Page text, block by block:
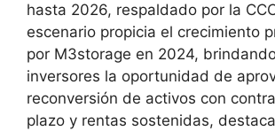
hasta 2026, respaldado por la
escenario propicia el crecimiento
por M3storage en 2024,
inversores la oportunidad de
reconversión de activos con
plazo y rentas sostenidas,